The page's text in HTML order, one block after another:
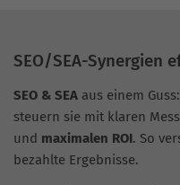
SEO/SEA-Synergien
SEO & SEA aus einem
steuern sie mit klaren
und maximalen ROI. So
bezahlte Ergebnisse.